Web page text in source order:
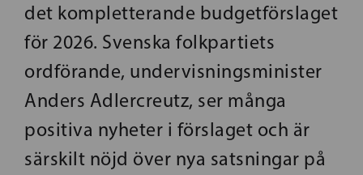
det kompletterande budgetförslaget
för 2026. Svenska folkpartiets
ordförande, undervisningsminister
Anders Adlercreutz, ser många
positiva nyheter i förslaget och är
särskilt nöjd över nya satsningar på